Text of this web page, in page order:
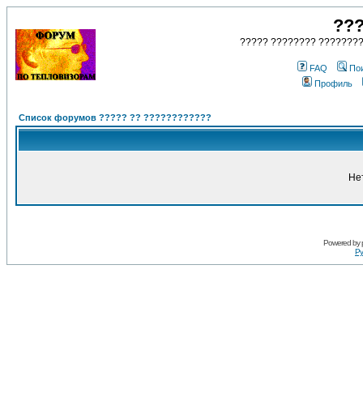
????? ????????
FAQ
Профиль
Список форумов ????? ?? ????????????
Powered by